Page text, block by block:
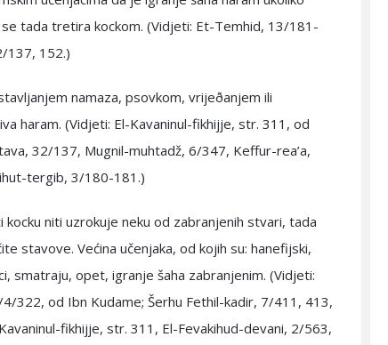
tada tretira kockom. (Vidjeti: Et-Temhid, 13/181-
137, 152.)
namaza, psovkom, vrijeðanjem ili
haram. (Vidjeti: El-Kavaninul-fikhijje, str. 311, od
32/137, Mugnil-muhtadž, 6/347, Keffur-rea’a,
tergib, 3/180-181.)
kocku niti uzrokuje neku od zabranjenih stvari, tada
stavove. Većina učenjaka, od kojih su: hanefijski,
smatraju, opet, igranje šaha zabranjenim. (Vidjeti:
322, od Ibn Kudame; Šerhu Fethil-kadir, 7/411, 413,
fikhijje, str. 311, El-Fevakihud-devani, 2/563,